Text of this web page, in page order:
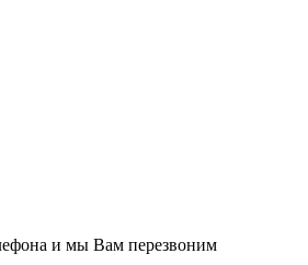
и мы Вам перезвоним